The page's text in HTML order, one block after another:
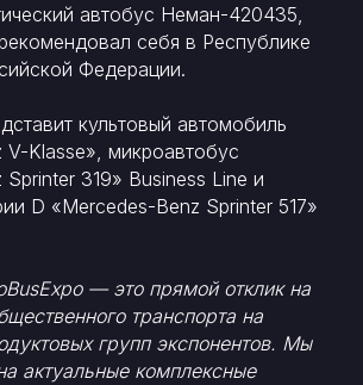
автобус Неман-420435,
себя в Республике
Федерации.
культовый автомобиль
V-Klasse», микроавтобус
319» Business Line и
D «Mercedes-Benz Sprinter 517»
— это прямой отклик на
транспорта на
групп экспонентов. Мы
актуальные комплексные